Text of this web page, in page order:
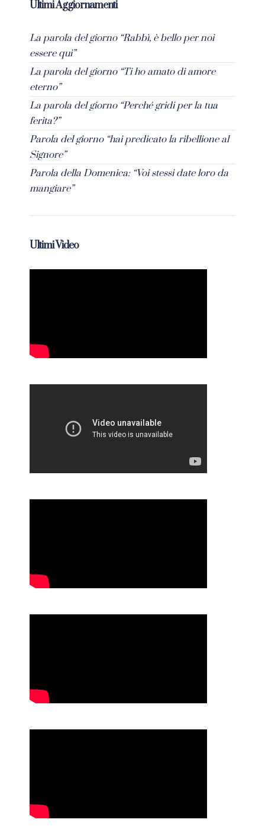
Ultimi Aggiornamenti
La parola del giorno “Rabbì, è bello per noi
essere qui”
La parola del giorno “Ti ho amato di amore
eterno”
La parola del giorno “Perché gridi per la tua
ferita?”
Parola del giorno “hai predicato la ribellione al
Signore”
Parola della Domenica: “Voi stessi date loro da
mangiare”
Ultimi Video